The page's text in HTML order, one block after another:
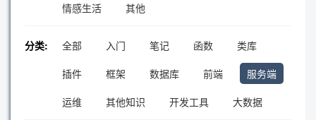
情感生活
其他
分类: 全部 入门 笔记 函数
类库
插件
框架 数据库 前端
服务端
运维
其他知识 开发工具 大数据